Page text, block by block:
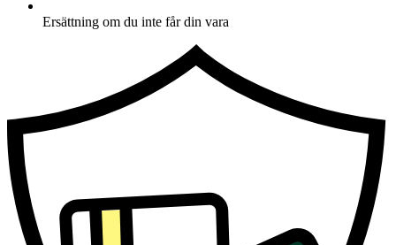
Ersättning om du inte får din vara